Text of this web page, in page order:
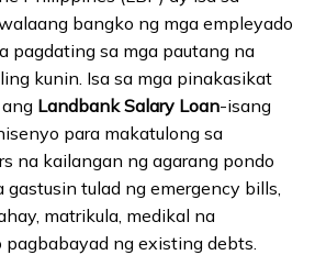
bangko ng mga empleyado
pagdating sa mga pautang na
kunin. Isa sa mga pinakasikat
Landbank Salary Loan-isang
para makatulong sa
na kailangan ng agarang pondo
gastusin tulad ng emergency bills,
matrikula, medikal na
ng existing debts.